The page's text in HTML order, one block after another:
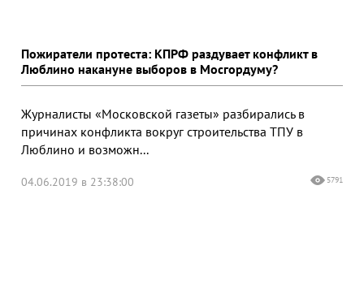
Пожиратели протеста: КПРФ раздувает конфликт в
Люблино накануне выборов в Мосгордуму?
Журналисты «Московской газеты» разбирались в
причинах конфликта вокруг строительства ТПУ в
Люблино и возможн...
04.06.2019 в 23:38:00 5791